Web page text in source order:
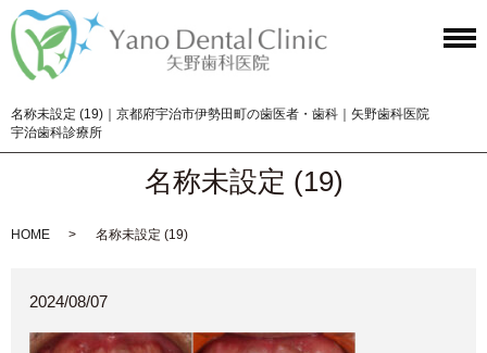
名称未設定 (19)｜京都府宇治市伊勢田町の歯医者・歯科｜矢野歯科医院
宇治歯科診療所
名称未設定 (19)
HOME 名称未設定 (19)
2024/08/07